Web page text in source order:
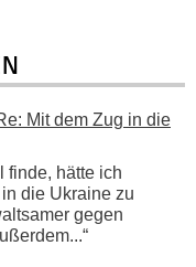
Mit dem Zug in die
finde, hätte ich
die Ukraine zu
gegen